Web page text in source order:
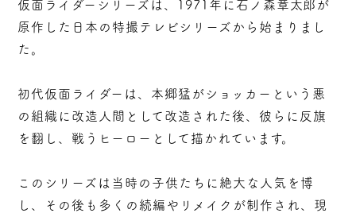
仮面ライダーシリーズは、1971年に石ノ森章太郎が
原作した日本の特撮テレビシリーズから始まりまし
た。
初代仮面ライダーは、本郷猛がショッカーという悪
の組織に改造人間として改造された後、彼らに反旗
を翻し、戦うヒーローとして描かれています。
このシリーズは当時の子供たちに絶大な人気を博
し、その後も多くの続編やリメイクが制作され、現